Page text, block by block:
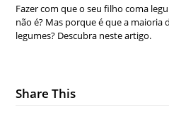
Fazer com que o seu filho coma
não é? Mas porque é que a maioria
legumes? Descubra neste artigo.
Share This